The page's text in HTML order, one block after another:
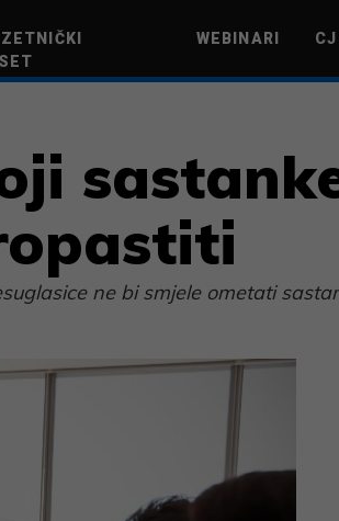
WEBINARI
ne bi smjele ometati